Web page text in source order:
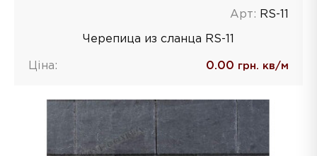
Арт: RS-11
Черепица из сланца RS-11
Ціна: 0.00 грн. кв/м